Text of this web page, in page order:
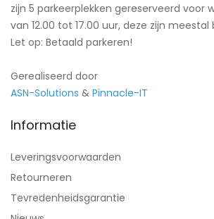
zijn 5 parkeerplekken gereserveerd voor
van 12.00 tot 17.00 uur, deze zijn meestal
Let op: Betaald parkeren!
Gerealiseerd door
ASN-Solutions & Pinnacle-IT
Informatie
Leveringsvoorwaarden
Retourneren
Tevredenheidsgarantie